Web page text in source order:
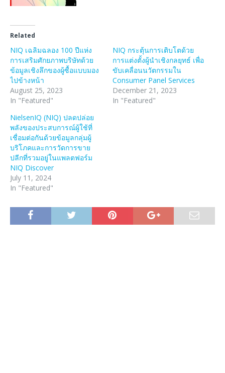
Related
NIQ เฉลิมฉลอง 100 ปีแห่ง
การเสริมศักยภาพบริษัทด้วย
ข้อมูลเชิงลึกของผู้ซื้อแบบมอง
ไปข้างหน้า
August 25, 2023
In "Featured"
NIQ กระตุ้นการเติบโตด้วย
การแต่งตั้งผู้นําเชิงกลยุทธ์ เพื่อ
ขับเคลื่อนนวัตกรรมใน
Consumer Panel Services
December 21, 2023
In "Featured"
NielsenIQ (NIQ) ปลดปล่อย
พลังของประสบการณ์ผู้ใช้ที่
เชื่อมต่อกันด้วยข้อมูลกลุ่มผู้
บริโภคและการวัดการขาย
ปลีกที่รวมอยู่ในแพลตฟอร์ม
NIQ Discover
July 11, 2024
In "Featured"